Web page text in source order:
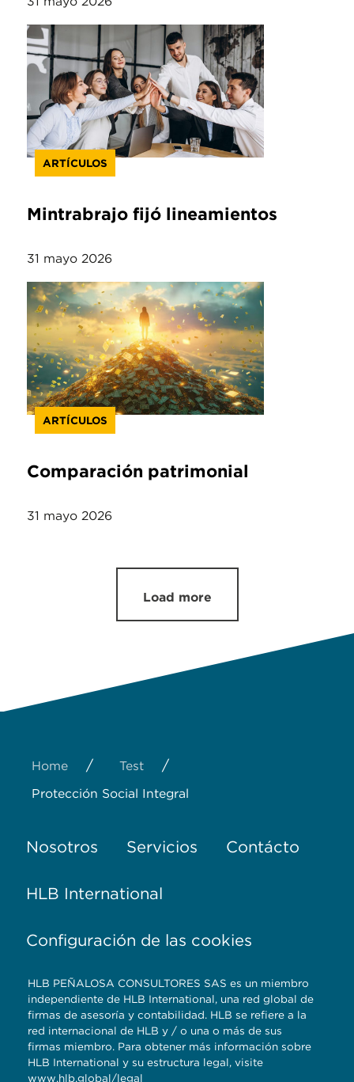
ARTÍCULOS
Mintrabrajo fijó lineamientos
31 mayo 2026
ARTÍCULOS
Comparación patrimonial
31 mayo 2026
Load more
Home / Test /
Protección Social Integral
Nosotros Servicios Contácto
HLB International
Configuración de las cookies
HLB PEÑALOSA CONSULTORES SAS es un miembro
independiente de HLB International, una red global de
firmas de asesoría y contabilidad. HLB se refiere a la
red internacional de HLB y / o una o más de sus
firmas miembro. Para obtener más información sobre
HLB International y su estructura legal, visite
www.hlb.global/legal